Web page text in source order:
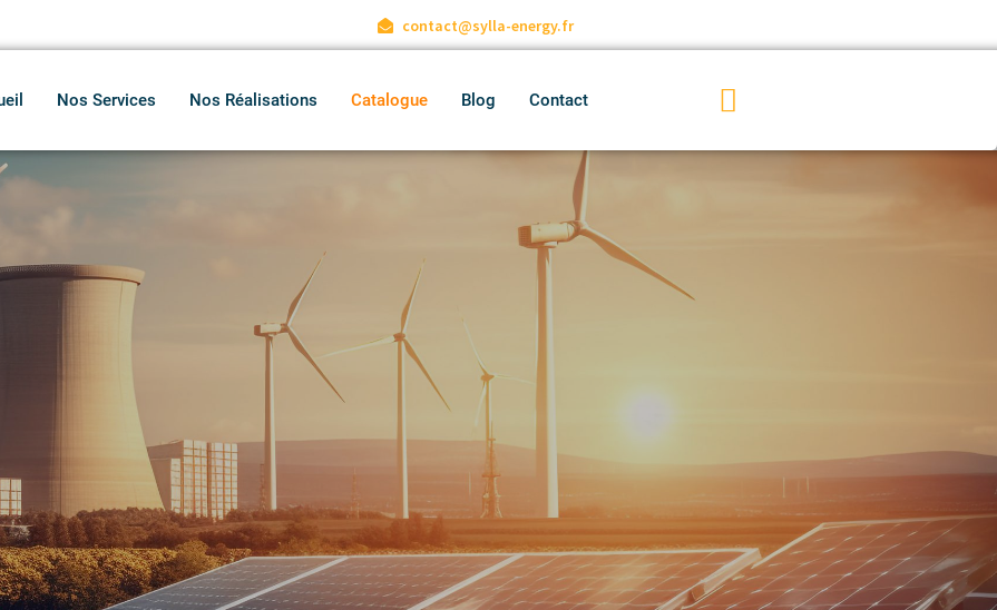
contact@sylla-energy.fr
Nos Services Nos Réalisations Catalogue Blog Contact